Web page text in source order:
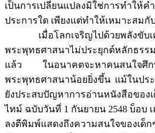
เป็นการเปลี่ยนแปลงมิใช่การทำให้
ประการใด เพียงแต่ทำให้เหมาะสม
เมื่อโลกเจริญไปด้วยพลังขับเค
พระพุทธศาสนาไม่ประยุกต์หลักธรร
แล้ว ในอนาคตจะหาคนสนใจศึกษ
พระพุทธศาสนาน้อยยิ่งขึ้น แม้ในปร
ยังประสบปัญหาการอ่านหนังสือของ
ไทม์ ฉบับวันที่ 1 กันยายน 2548 บ็อบ
ลงตีพิมพ์แสดงถึงความสนใจของเด็ก